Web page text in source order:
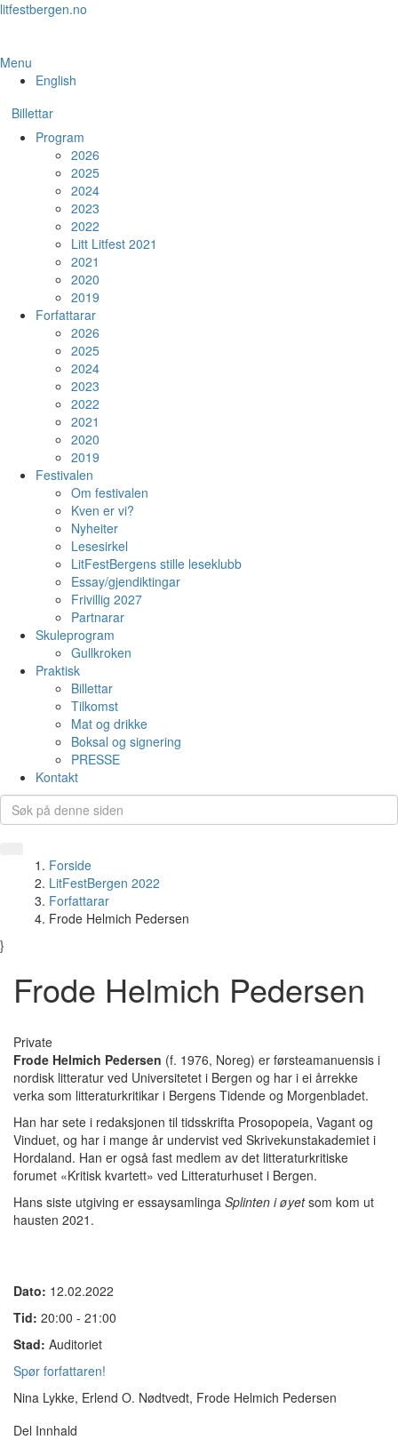
Skip
content
litfestbergen.no
Menu
English
Billettar
Program
2026
2025
2024
2023
2022
Litt Litfest 2021
2021
2020
2019
Forfattarar
2026
2025
2024
2023
2022
2021
2020
2019
Festivalen
Om festivalen
Kven er vi?
Nyheiter
Lesesirkel
LitFestBergens stille leseklubb
Essay/gjendiktingar
Frivillig 2027
Partnarar
Skuleprogram
Gullkroken
Praktisk
Billettar
Tilkomst
Mat og drikke
Boksal og signering
PRESSE
Kontakt
Forside
LitFestBergen 2022
Forfattarar
Frode Helmich Pedersen
}
Frode Helmich Pedersen
Private
Frode Helmich Pedersen (f. 1976, Noreg) er førsteamanuensis i
nordisk litteratur ved Universitetet i Bergen og har i ei årrekke
verka som litteraturkritikar i Bergens Tidende og Morgenbladet.
Han har sete i redaksjonen til tidsskrifta Prosopopeia, Vagant og
Vinduet, og har i mange år undervist ved Skrivekunstakademiet i
Hordaland. Han er også fast medlem av det litteraturkritiske
forumet «Kritisk kvartett» ved Litteraturhuset i Bergen.
Hans siste utgiving er essaysamlinga Splinten i øyetsom kom ut
hausten 2021.
Dato: 12.02.2022
Tid: 20:00 - 21:00
Stad: Auditoriet
Spør forfattaren!
Nina Lykke, Erlend O. Nødtvedt, Frode Helmich Pedersen
Del Innhald